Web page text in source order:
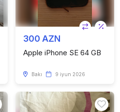
300 AZN
Apple iPhone SE 64 GB
Bakı 9 iyun 2026